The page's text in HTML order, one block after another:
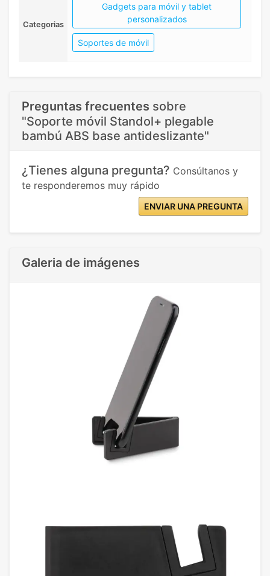
Categorias
Gadgets para móvil y tablet
personalizados
Soportes de móvil
Preguntas frecuentes sobre
"Soporte móvil Standol+ plegable
bambú ABS base antideslizante"
¿Tienes alguna pregunta? Consúltanos y
te responderemos muy rápido
ENVIAR UNA PREGUNTA
Galeria de imágenes